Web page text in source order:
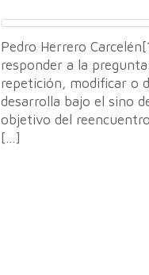
Pedro Herrero
responder a la
repetición, modificar o
desarrolla bajo el sino
objetivo del
[…]